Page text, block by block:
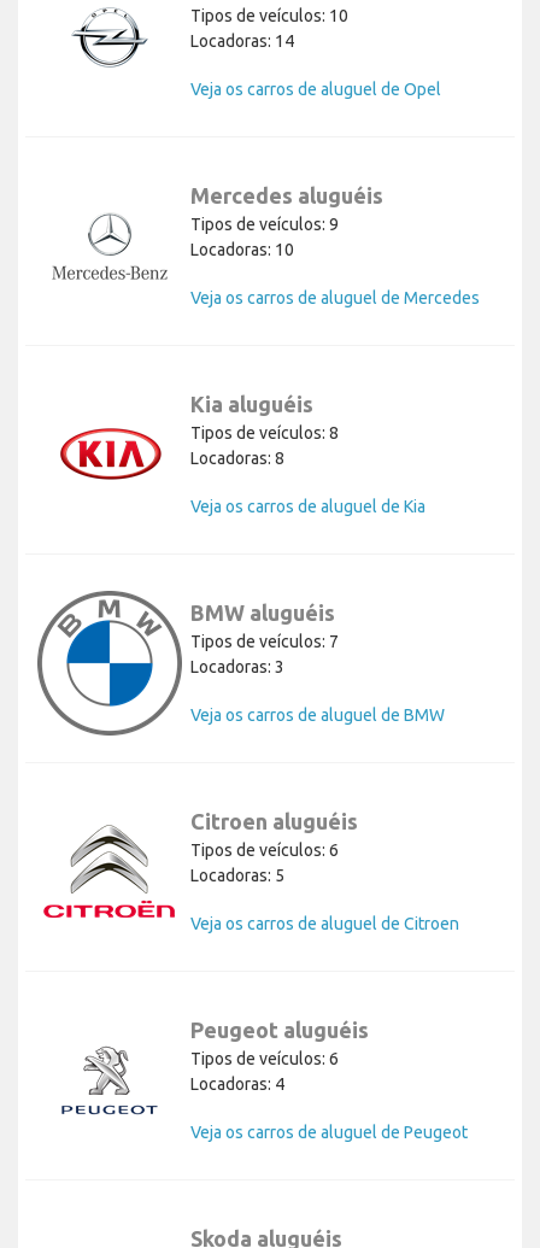
Tipos de veículos: 10
Locadoras: 14
Veja os carros de aluguel de Opel
Mercedes aluguéis
Tipos de veículos: 9
Locadoras: 10
Veja os carros de aluguel de Mercedes
Kia aluguéis
Tipos de veículos: 8
Locadoras: 8
Veja os carros de aluguel de Kia
BMW aluguéis
Tipos de veículos: 7
Locadoras: 3
Veja os carros de aluguel de BMW
Citroen aluguéis
Tipos de veículos: 6
Locadoras: 5
Veja os carros de aluguel de Citroen
Peugeot aluguéis
Tipos de veículos: 6
Locadoras: 4
Veja os carros de aluguel de Peugeot
Skoda aluguéis